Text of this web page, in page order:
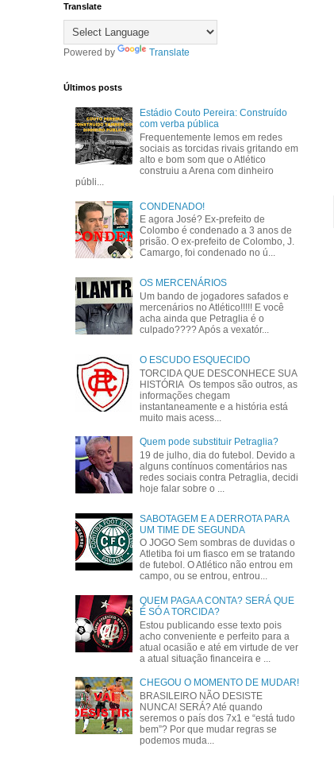
Translate
Powered by Translate
Últimos posts
Estádio Couto Pereira: Construído
com verba pública
Frequentemente lemos em redes
sociais as torcidas rivais gritando em
alto e bom som que o Atlético
construiu a Arena com dinheiro
públi...
CONDENADO!
E agora José? Ex-prefeito de
Colombo é condenado a 3 anos de
prisão. O ex-prefeito de Colombo, J.
Camargo, foi condenado no ú...
OS MERCENÁRIOS
Um bando de jogadores safados e
mercenários no Atlético!!!!! E você
acha ainda que Petraglia é o
culpado???? Após a vexatór...
O ESCUDO ESQUECIDO
TORCIDA QUE DESCONHECE SUA
HISTÓRIA Os tempos são outros, as
informações chegam
instantaneamente e a história está
muito mais acess...
Quem pode substituir Petraglia?
19 de julho, dia do futebol. Devido a
alguns contínuos comentários nas
redes sociais contra Petraglia, decidi
hoje falar sobre o ...
SABOTAGEM E A DERROTA PARA
UM TIME DE SEGUNDA
O JOGO Sem sombras de duvidas o
Atletiba foi um fiasco em se tratando
de futebol. O Atlético não entrou em
campo, ou se entrou, entrou...
QUEM PAGA A CONTA? SERÁ QUE
É SÓ A TORCIDA?
Estou publicando esse texto pois
acho conveniente e perfeito para a
atual ocasião e até em virtude de ver
a atual situação financeira e ...
CHEGOU O MOMENTO DE MUDAR!
BRASILEIRO NÃO DESISTE
NUNCA! SERÁ? Até quando
seremos o país dos 7x1 e “está tudo
bem”? Por que mudar regras se
podemos muda...